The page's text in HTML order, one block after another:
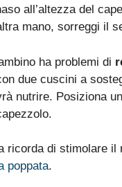
all’altezza del
mano, sorreggi il
ha problemi di
due cuscini a
nutrire. Posiziona
ricorda di stimolare
poppata.